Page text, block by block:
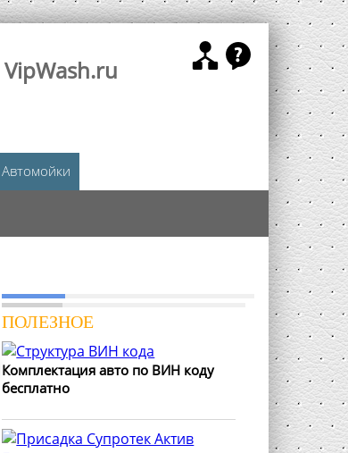
VipWash.ru
Автомойки
ПОЛЕЗНОЕ
Комплектация авто по ВИН коду
бесплатно